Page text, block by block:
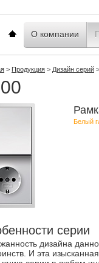
Главная
О компании
> Продукция > Дизайн серий >
Белый
серии
дизайна
И эта